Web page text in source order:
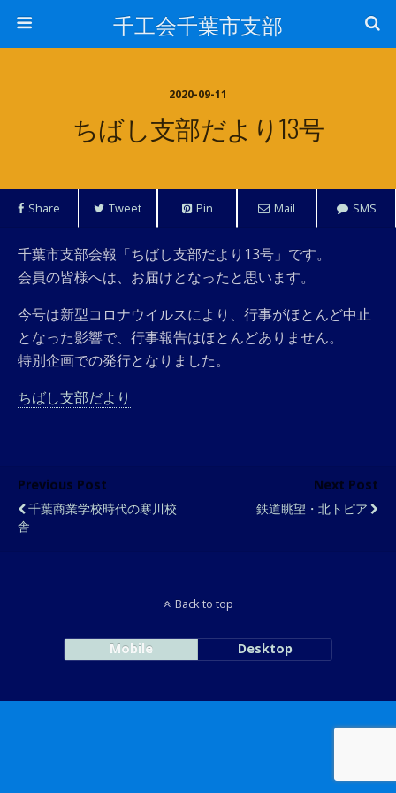
千工会千葉市支部
2020-09-11
ちばし支部だより13号
Share Tweet Pin Mail SMS
千葉市支部会報「ちばし支部だより13号」です。
会員の皆様へは、お届けとなったと思います。
今号は新型コロナウイルスにより、行事がほとんど中止
となった影響で、行事報告はほとんどありません。
特別企画での発行となりました。
ちばし支部だより
Previous Post
千葉商業学校時代の寒川校
舎
Next Post
鉄道眺望・北トピア
Back to top
Mobile Desktop